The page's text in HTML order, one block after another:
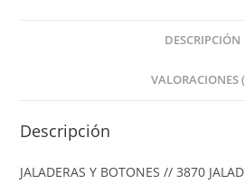
DESCRIPCIÓN
VALORACIONES
Descripción
JALADERAS Y BOTONES // 3870